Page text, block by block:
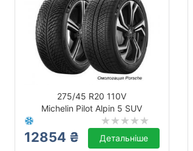
275/45 R20 110V
Michelin Pilot Alpin 5 SUV
12854 ₴ Детальніше